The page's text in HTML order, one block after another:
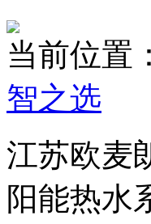
当前位置：
智之选
江苏欧麦
阳能热水